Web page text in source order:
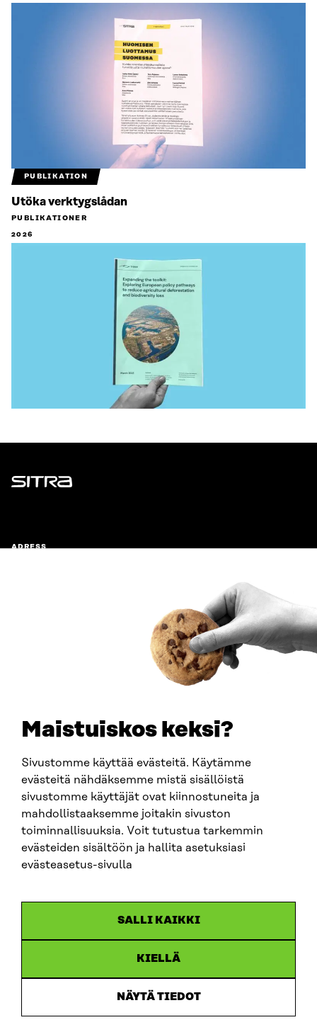
Maistuiskos keksi?
Sivustomme käyttää evästeitä. Käytämme
evästeitä nähdäksemme mistä sisällöistä
sivustomme käyttäjät ovat kiinnostuneita ja
mahdollistaaksemme joitakin sivuston
toiminnallisuuksia. Voit tutustua tarkemmin
evästeiden sisältöön ja hallita asetuksiasi
evästeasetus-sivulla
SALLI KAIKKI
KIELLÄ
NÄYTÄ TIEDOT
PUBLIKATION
Utöka verktygslådan
PUBLIKATIONER
2026
Sitra
ADRESS
fornamn.efternamn@sitra.fi
SITRA PÅ SOCIALA MEDIER
LinkedIn
Instagram
YouTube
Tillgänglighetsutredning
Beskrivning av handlingsoffentligheten